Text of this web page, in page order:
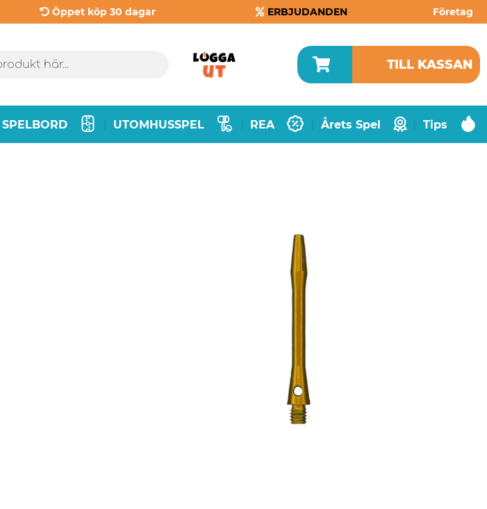
Öppet köp 30 dagar ERBJUDANDEN Företag
TILL KASSAN
SPELBORD UTOMHUSSPEL REA Årets Spel Tips